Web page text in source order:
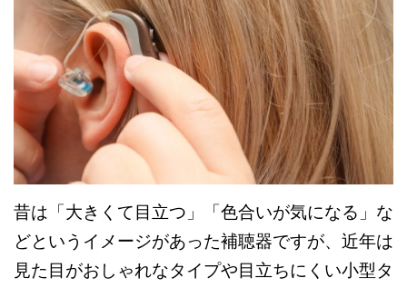
昔は「大きくて目立つ」「色合いが気になる」な
どというイメージがあった補聴器ですが、近年は
見た目がおしゃれなタイプや目立ちにくい小型タ